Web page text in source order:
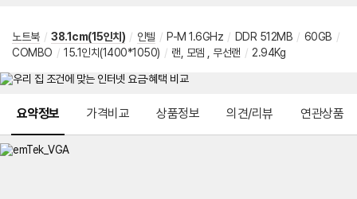
노트북 / 38.1cm(15인치) / 인텔 / P-M 1.6GHz / DDR 512MB / 60GB /
COMBO / 15.1인치(1400*1050) / 랜, 모뎀 , 무선랜 / 2.94Kg
요약정보 가격비교 상품정보 의견/리뷰 연관상품